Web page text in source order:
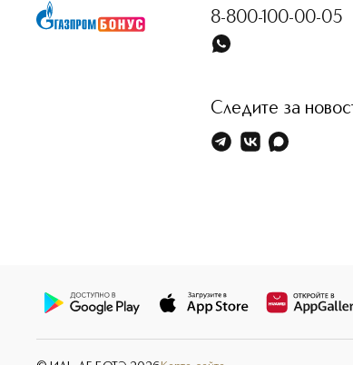
8-800-100-00-05
Следите за